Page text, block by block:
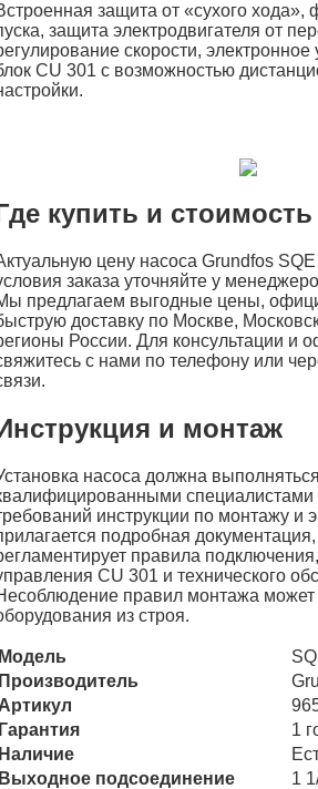
защита от «сухого хода»,
защита электродвигателя от
скорости,
CU 301 с возможностью
купить и стоимость
цену насоса Grundfos
заказа уточняйте у
предлагаем выгодные цены,
доставку по Москве,
России. Для консультации и
с нами по телефону или
и монтаж
насоса должна выполняться
специалистами
инструкции по монтажу и
подробная документация,
правила
CU 301 и технического
правил монтажа может
из строя.
1
подсоединение
1